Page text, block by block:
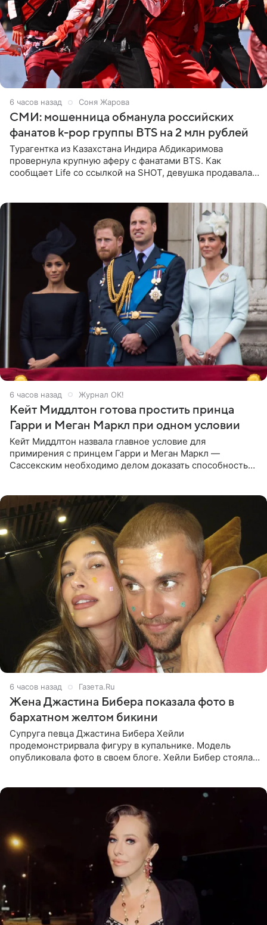
6 часов назад Соня Жарова
СМИ: мошенница обманула российских
фанатов k-pop группы BTS на 2 млн рублей
Турагентка из Казахстана Индира Абдикаримова
провернула крупную аферу с фанатами BTS. Как
сообщает Life со ссылкой на SHOT, девушка продавала
6 часов назад Журнал OK!
Кейт Миддлтон готова простить принца
Гарри и Меган Маркл при одном условии
Кейт Миддлтон назвала главное условие для
примирения с принцем Гарри и Меган Маркл —
Сассекским необходимо делом доказать способность
6 часов назад Газета.Ru
Жена Джастина Бибера показала фото в
бархатном желтом бикини
Супруга певца Джастина Бибера Хейли
продемонстрирвала фигуру в купальнике. Модель
опубликовала фото в своем блоге. Хейли Бибер стояла